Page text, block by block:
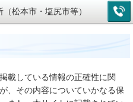
松本市・塩尻市等）
載している情報の正確性に関
、その内容についていかなる保